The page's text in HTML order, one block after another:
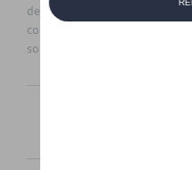
de vente actuel et les
contacter votre
sont sujets à des changements